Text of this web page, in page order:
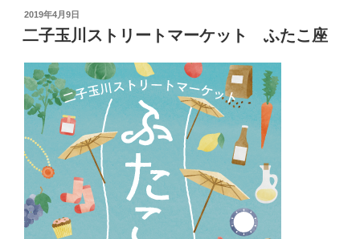
投
稿
日:
2019年4月9日
二子玉川ストリートマーケット ふたこ座